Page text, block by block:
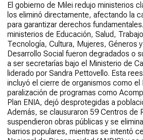
El gobierno de Milei redujo ministerios
los eliminó directamente, afectando la
para garantizar derechos
ministerios de Educación, Salud,
Tecnología, Cultura, Mujeres, Géneros
Desarrollo Social fueron degradados o
a ser secretarías bajo el Ministerio de
liderado por Sandra Pettovello. Esta
incluyó el cierre de organismos como el
paralización de programas como
Plan ENIA, dejó desprotegidas a
Además, se clausuraron 59 Centros de
suspendieron obras públicas y se
barrios populares, mientras se intentó